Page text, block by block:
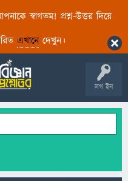
স্বাগতম! প্রশ্ন-উত্তর দিয়ে
এখানেদেখুন।
লগ ইন